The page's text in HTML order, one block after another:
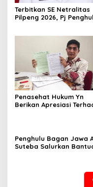
Terbitkan SE Netralitas
Pilpeng 2026, Pj
Penasehat Hukum Yn
Berikan Apresiasi
Penghulu Bagan Jawa
Suteba Salurkan